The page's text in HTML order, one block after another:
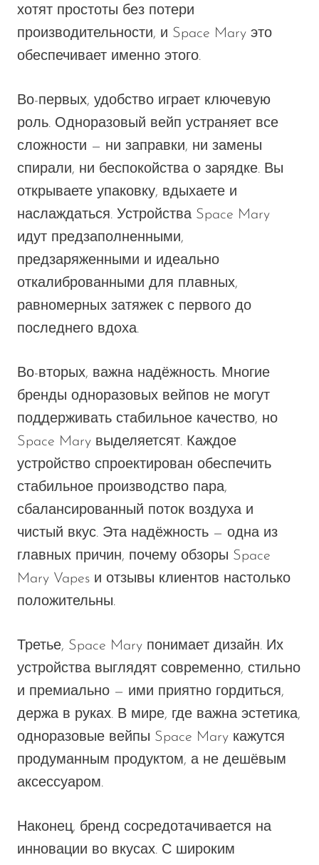
хотят простоты без потери
производительности, и Space Mary это
обеспечивает именно этого.
Во-первых, удобство играет ключевую
роль. Одноразовый вейп устраняет все
сложности — ни заправки, ни замены
спирали, ни беспокойства о зарядке. Вы
открываете упаковку, вдыхаете и
наслаждаться. Устройства Space Mary
идут предзаполненными,
предзаряженными и идеально
откалиброванными для плавных,
равномерных затяжек с первого до
последнего вдоха.
Во-вторых, важна надёжность. Многие
бренды одноразовых вейпов не могут
поддерживать стабильное качество, но
Space Mary выделяетсят. Каждое
устройство спроектирован обеспечить
стабильное производство пара,
сбалансированный поток воздуха и
чистый вкус. Эта надёжность — одна из
главных причин, почему обзоры Space
Mary Vapes и отзывы клиентов настолько
положительны.
Третье, Space Mary понимает дизайн. Их
устройства выглядят современно, стильно
и премиально — ими приятно гордиться,
держа в руках. В мире, где важна эстетика,
одноразовые вейпы Space Mary кажутся
продуманным продуктом, а не дешёвым
аксессуаром.
Наконец, бренд сосредотачивается на
инновации во вкусах. С широким